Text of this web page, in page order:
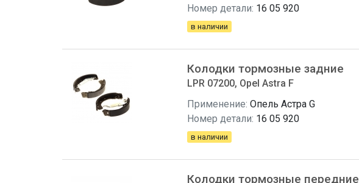
Номер детали: 16 05 920
в наличии
Колодки тормозные задние
LPR 07200, Opel Astra F
Применение: Опель Астра G
Номер детали: 16 05 920
в наличии
Колодки тормозные передние